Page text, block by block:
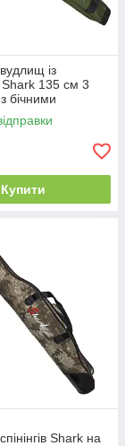
із
135 см 3
бічними
Купити
Shark на